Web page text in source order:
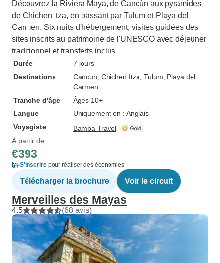
Découvrez la Riviera Maya, de Cancún aux pyramides
de Chichen Itza, en passant par Tulum et Playa del
Carmen. Six nuits d'hébergement, visites guidées des
sites inscrits au patrimoine de l'UNESCO avec déjeuner
traditionnel et transferts inclus.
Durée
7 jours
Destinations
Cancun , Chichen Itza , Tulum , Playa del
Carmen
Tranche d'âge
Âges 10+
Langue
Uniquement en : Anglais
Voyagiste
Bamba Travel
À partir de
€393
S'inscrire pour réaliser des économies
Télécharger la brochure Voir le circuit
Merveilles des Mayas
4.5 (68 avis)